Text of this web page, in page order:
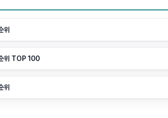
위
위 TOP 100
위